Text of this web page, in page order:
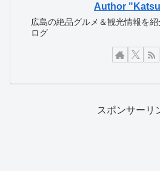
Author
広島の絶品グルメ＆観光情報を
ログ
スポンサーリ